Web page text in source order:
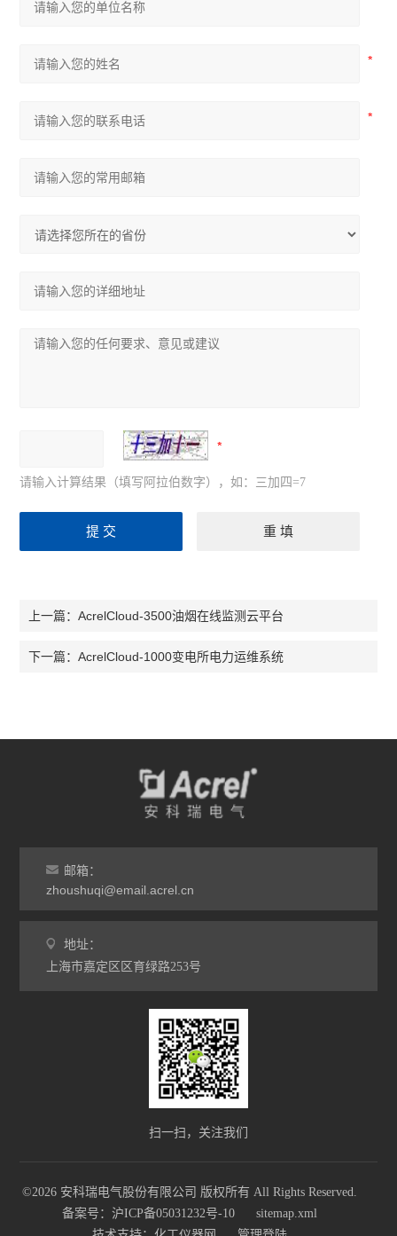
请输入计算结果（填写阿拉伯数字），如：三加四=7
上一篇：AcrelCloud-3500油烟在线监测云平台
下一篇：AcrelCloud-1000变电所电力运维系统
邮箱：
zhoushuqi@email.acrel.cn
地址：
上海市嘉定区区育绿路253号
扫一扫，关注我们
©2026 安科瑞电气股份有限公司 版权所有 All Rights Reserved.
备案号：沪ICP备05031232号-10
sitemap.xml